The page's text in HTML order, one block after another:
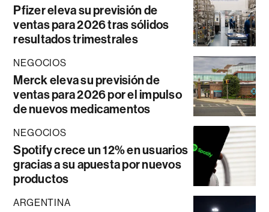
Pfizer eleva su previsión de
ventas para 2026 tras sólidos
resultados trimestrales
NEGOCIOS
Merck eleva su previsión de
ventas para 2026 por el impulso
de nuevos medicamentos
NEGOCIOS
Spotify crece un 12% en usuarios
gracias a su apuesta por nuevos
productos
ARGENTINA